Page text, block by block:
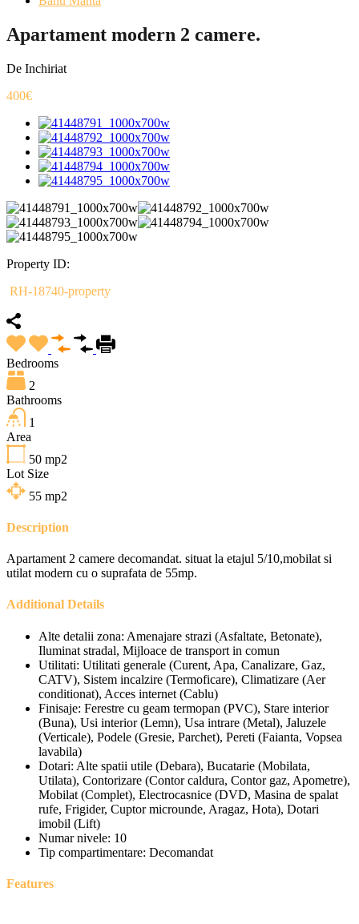
Apartament modern 2 camere.
De Inchiriat
400€
Property ID:
RH-18740-property
Bedrooms
2
Bathrooms
1
Area
50 mp2
Lot Size
55 mp2
Description
Apartament 2 camere decomandat. situat la etajul 5/10,mobilat si
utilat modern cu o suprafata de 55mp.
Additional Details
Alte detalii zona: Amenajare strazi (Asfaltate, Betonate),
Iluminat stradal, Mijloace de transport in comun
Utilitati: Utilitati generale (Curent, Apa, Canalizare, Gaz,
CATV), Sistem incalzire (Termoficare), Climatizare (Aer
conditionat), Acces internet (Cablu)
Finisaje: Ferestre cu geam termopan (PVC), Stare interior
(Buna), Usi interior (Lemn), Usa intrare (Metal), Jaluzele
(Verticale), Podele (Gresie, Parchet), Pereti (Faianta, Vopsea
lavabila)
Dotari: Alte spatii utile (Debara), Bucatarie (Mobilata,
Utilata), Contorizare (Contor caldura, Contor gaz, Apometre),
Mobilat (Complet), Electrocasnice (DVD, Masina de spalat
rufe, Frigider, Cuptor microunde, Aragaz, Hota), Dotari
imobil (Lift)
Numar nivele: 10
Tip compartimentare: Decomandat
Features